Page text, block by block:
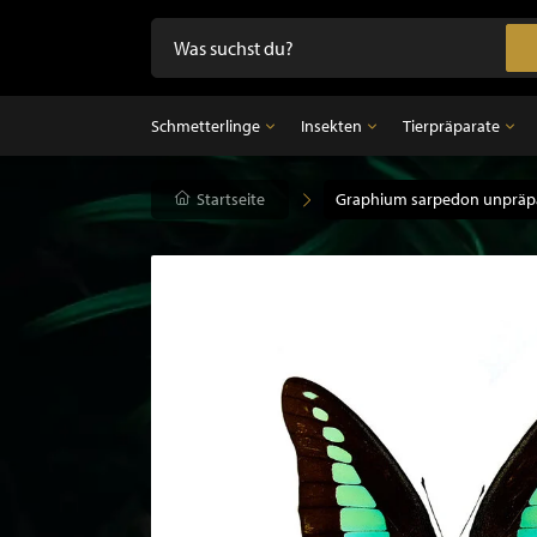
Schmetterlinge
Schmetterlinge
Präparierte Schmetterlinge im Rahmen
Schmetterlinge im Glasglocke
Insekten
Insekten
Unpräparierte Insekten
Tierpräparate
Tierpräparate
Ausgestopfter
Ausgestopfter
Startseite Graphium sarpedon